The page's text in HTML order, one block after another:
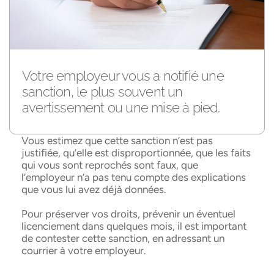
Votre employeur vous a notifié une
sanction, le plus souvent un
avertissement ou une mise à pied.
Vous estimez que cette sanction n’est pas
justifiée, qu’elle est disproportionnée, que les faits
qui vous sont reprochés sont faux, que
l’employeur n’a pas tenu compte des explications
que vous lui avez déjà données.
Pour préserver vos droits, prévenir un éventuel
licenciement dans quelques mois, il est important
de contester cette sanction, en adressant un
courrier à votre employeur.